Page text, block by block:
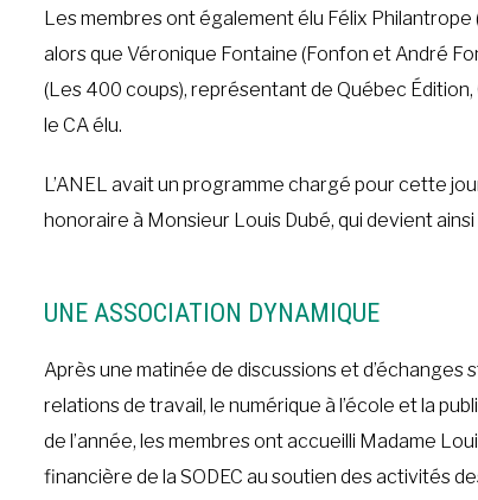
Les membres ont également élu Félix
alors que Véronique Fontaine (Fonfon et André
(Les 400 coups), représentant de Québec
le CA élu.
L’ANEL avait un programme chargé pour cette
honoraire à Monsieur Louis Dubé, qui devient
UNE ASSOCIATION DYNAMIQUE
Après une matinée de discussions et d’échanges
relations de travail, le numérique à l’école et la
de l’année, les membres ont accueilli Madame
financière de la SODEC au soutien des activités